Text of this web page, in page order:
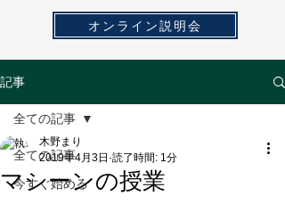
オンライン説明会
記事
全ての記事
今すぐ始める
全ての記事
マシーンの授業
木野まり
2019年4月3日 読了時間: 1分